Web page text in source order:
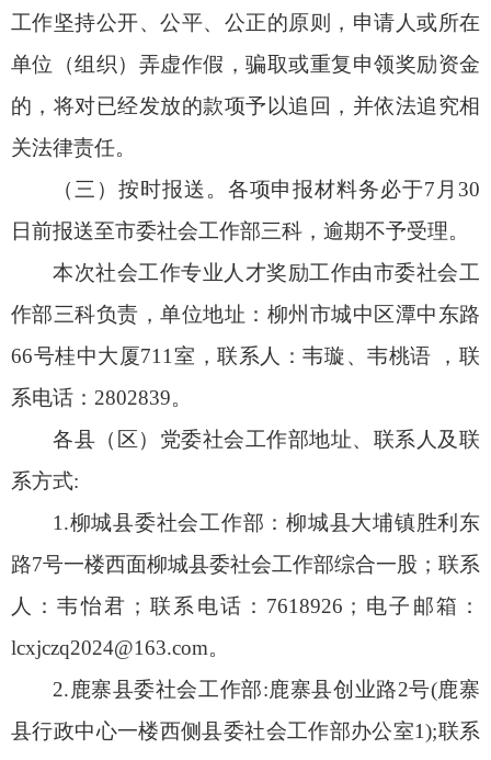
工作坚持公开、公平、公正的原则，申请人或所在
单位（组织）弄虚作假，骗取或重复申领奖励资金
的，将对已经发放的款项予以追回，并依法追究相
关法律责任。
（三）按时报送。各项申报材料务必于7月30
日前报送至市委社会工作部三科，逾期不予受理。
本次社会工作专业人才奖励工作由市委社会工
作部三科负责，单位地址：柳州市城中区潭中东路
66号桂中大厦711室，联系人：韦璇、韦桃语 ，联
系电话：2802839。
各县（区）党委社会工作部地址、联系人及联
系方式:
1.柳城县委社会工作部：柳城县大埔镇胜利东
路7号一楼西面柳城县委社会工作部综合一股；联系
人：韦怡君；联系电话：7618926；电子邮箱：
lcxjczq2024@163.com。
2.鹿寨县委社会工作部:鹿寨县创业路2号(鹿寨
县行政中心一楼西侧县委社会工作部办公室1);联系